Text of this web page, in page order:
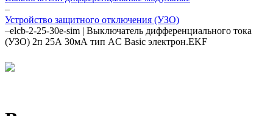
–
Устройство защитного отключения (УЗО)
–elcb-2-25-30e-sim | Выключатель дифференциального тока
(УЗО) 2п 25А 30мА тип AC Basic электрон.EKF